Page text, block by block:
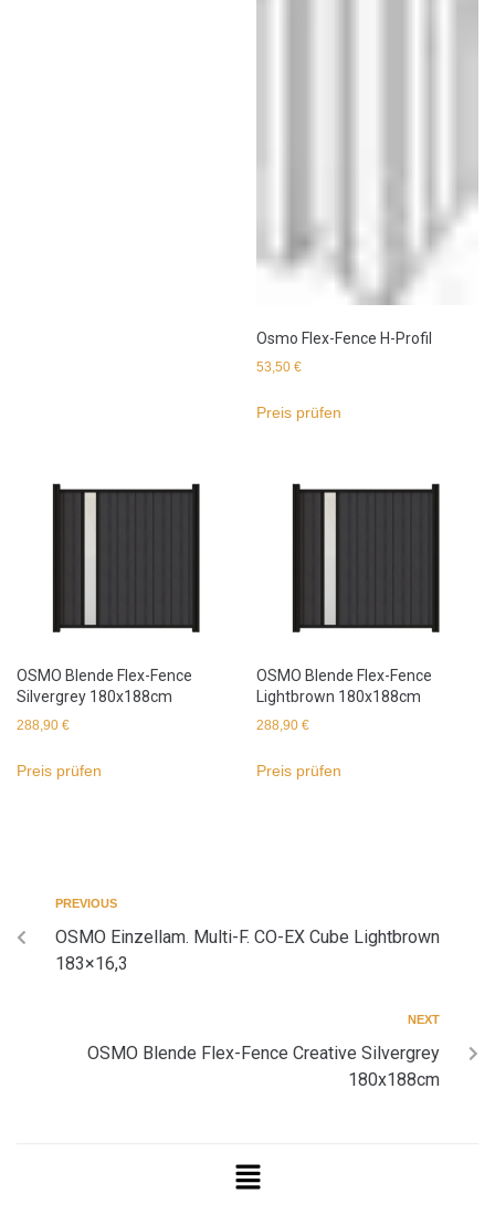
Osmo Flex-Fence H-Profil
53,50€
Preis prüfen
OSMO Blende Flex-Fence
Silvergrey 180x188cm
288,90 €
Preis prüfen
OSMO Blende Flex-Fence
Lightbrown 180x188cm
288,90€
Preis prüfen
PREVIOUS
OSMO Einzellam. Multi-F. CO-EX Cube Lightbrown
183×16,3
NEXT
OSMO Blende Flex-Fence Creative Silvergrey
180x188cm